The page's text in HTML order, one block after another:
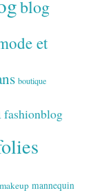
blog
et
boutique
fashionblog
makeup mannequin